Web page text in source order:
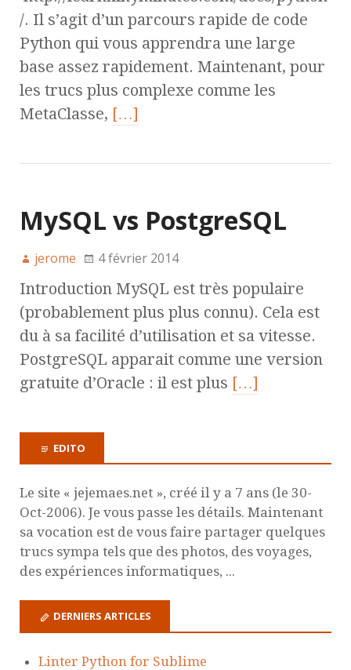
/. Il s’agit d’un parcours rapide de code
Python qui vous apprendra une large
base assez rapidement. Maintenant, pour
les trucs plus complexe comme les
MetaClasse, […]
MySQL vs PostgreSQL
jerome 4 février 2014
Introduction MySQL est très populaire
(probablement plus plus connu). Cela est
du à sa facilité d’utilisation et sa vitesse.
PostgreSQL apparait comme une version
gratuite d’Oracle : il est plus […]
EDITO
Le site « jejemaes.net », créé il y a 7 ans (le 30-
Oct-2006). Je vous passe les détails. Maintenant
sa vocation est de vous faire partager quelques
trucs sympa tels que des photos, des voyages,
des expériences informatiques, ...
DERNIERS ARTICLES
Linter Python for Sublime